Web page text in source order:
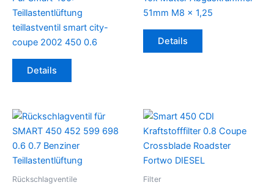
Teillastentlüftung
teillastventil smart city-
coupe 2002 450 0.6
Details
51mm M8 x 1,25
Details
Rückschlagventile Filter